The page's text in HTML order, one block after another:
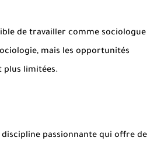
de travailler comme sociologue
mais les opportunités
plus limitées.
discipline passionnante qui offre de